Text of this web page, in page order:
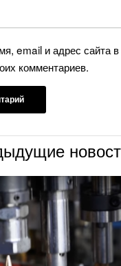
email и адрес сайта
комментариев.